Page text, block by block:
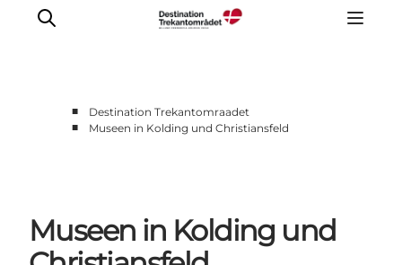
Unterkünfte
Reiseplanung
■
Destination Trekantomraadet
■
Museen in Kolding und Christiansfeld
Museen in Kolding und